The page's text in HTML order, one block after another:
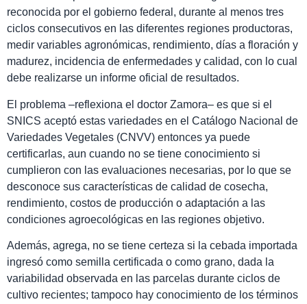
reconocida por el gobierno federal, durante al menos tres
ciclos consecutivos en las diferentes regiones productoras,
medir variables agronómicas, rendimiento, días a floración y
madurez, incidencia de enfermedades y calidad, con lo cual
debe realizarse un informe oficial de resultados.
El problema –reflexiona el doctor Zamora– es que si el
SNICS aceptó estas variedades en el Catálogo Nacional de
Variedades Vegetales (CNVV) entonces ya puede
certificarlas, aun cuando no se tiene conocimiento si
cumplieron con las evaluaciones necesarias, por lo que se
desconoce sus características de calidad de cosecha,
rendimiento, costos de producción o adaptación a las
condiciones agroecológicas en las regiones objetivo.
Además, agrega, no se tiene certeza si la cebada importada
ingresó como semilla certificada o como grano, dada la
variabilidad observada en las parcelas durante ciclos de
cultivo recientes; tampoco hay conocimiento de los términos